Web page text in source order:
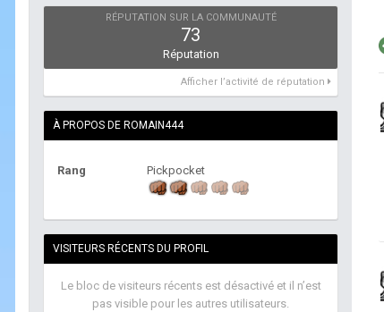
RÉPUTATION SUR LA COMMUNAUTÉ
73
Réputation
Afficher l’activité de réputation
À PROPOS DE ROMAIN444
Rang Pickpocket
VISITEURS RÉCENTS DU PROFIL
Le bloc de visiteurs récents est désactivé et il n’est
pas visible pour les autres utilisateurs.